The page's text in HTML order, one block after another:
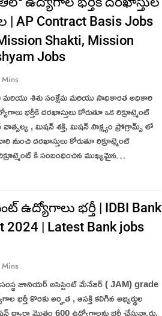
Contract Basis Jobs
Shakti, Mission
Jobs
Mins
మరియు శిశు సంక్షేమ మరియు సాధికారత అధికారి
భర్తీకి దరఖాస్తులు కోరుతూ ఒక రిక్రూట్మెంట్
, మిషన్ శక్తి, మిషన్ సాక్ష్యం ప్రోగ్రామ్స్ లో
నుంచి దరఖాస్తులు కోరుతూ రిక్రూట్మెంట్
కి సంబంధించిన ముఖ్యమైన…
ఉద్యోగాలు భర్తీ | IDBI Bank
2024 | Latest Bank jobs
Mins
జూనియర్ అసిస్టెంట్ మేనేజర్ ( JAM) grade
భర్తీ కొరకు అర్హత , ఆసక్తి కలిగిన అభ్యర్థుల